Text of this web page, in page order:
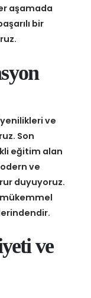
aşamada
bir
ve
Son
eğitim alan
ve
duyuyoruz.
ve